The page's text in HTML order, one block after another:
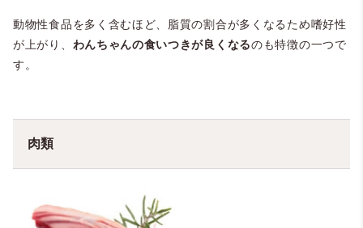
動物性食品を多く含むほど、脂質の割合が多くなるため嗜好性
が上がり、 わんちゃんの食いつきが良くなるのも特徴の一つで
す。
肉類